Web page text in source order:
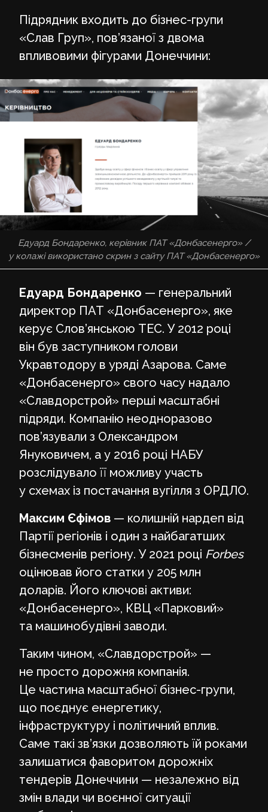
Підрядник входить до бізнес-групи
«Слав Груп», пов’язаної з двома
впливовими фігурами Донеччини:
Едуард Бондаренко, керівник ПАТ «Донбасенерго» /
у колажі використано скрин з сайту ПАТ «Донбасенерго»
Едуард Бондаренко — генеральний
директор ПАТ «Донбасенерго», яке
керує Слов’янською ТЕС. У 2012 році
він був заступником голови
Укравтодору в уряді Азарова. Саме
«Донбасенерго» свого часу надало
«Славдорстрой» перші масштабні
підряди. Компанію неодноразово
пов’язували з Олександром
Януковичем, а у 2016 році НАБУ
розслідувало її можливу участь
у схемах із постачання вугілля з ОРДЛО.
Максим Єфімов — колишній нардеп від
Партії регіонів і один з найбагатших
бізнесменів регіону. У 2021 році Forbes
оцінював його статки у 205 млн
доларів. Його ключові активи:
«Донбасенерго», КВЦ «Парковий»
та машинобудівні заводи.
Таким чином, «Славдорстрой» —
не просто дорожня компанія.
Це частина масштабної бізнес-групи,
що поєднує енергетику,
інфраструктуру і політичний вплив.
Саме такі зв’язки дозволяють їй роками
залишатися фаворитом дорожніх
тендерів Донеччини — незалежно від
змін влади чи воєнної ситуації